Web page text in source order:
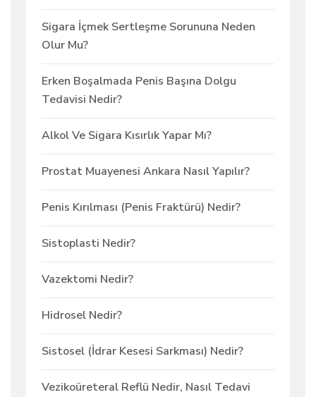
Sigara İçmek Sertleşme Sorununa Neden
Olur Mu?
Erken Boşalmada Penis Başına Dolgu
Tedavisi Nedir?
Alkol Ve Sigara Kısırlık Yapar Mı?
Prostat Muayenesi Ankara Nasıl Yapılır?
Penis Kırılması (Penis Fraktürü) Nedir?
Sistoplasti Nedir?
Vazektomi Nedir?
Hidrosel Nedir?
Sistosel (İdrar Kesesi Sarkması) Nedir?
Vezikoüreteral Reflü Nedir, Nasıl Tedavi